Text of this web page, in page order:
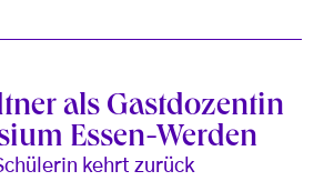
als Gastdozentin
Essen-Werden
kehrt zurück